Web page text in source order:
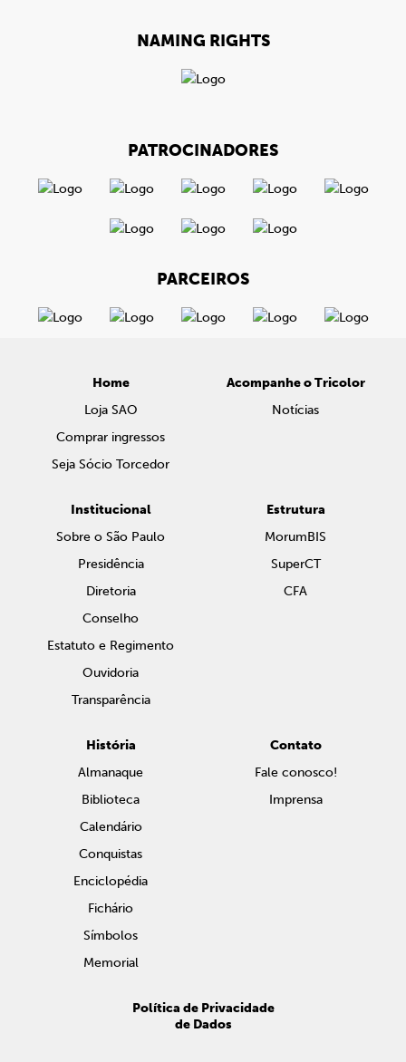
NAMING RIGHTS
PATROCINADORES
PARCEIROS
Home
Loja SAO
Comprar ingressos
Seja Sócio Torcedor
Acompanhe o Tricolor
Notícias
Institucional
Sobre o São Paulo
Presidência
Diretoria
Conselho
Estatuto e Regimento
Ouvidoria
Transparência
Estrutura
MorumBIS
SuperCT
CFA
História
Almanaque
Biblioteca
Calendário
Conquistas
Enciclopédia
Fichário
Símbolos
Memorial
Contato
Fale conosco!
Imprensa
Política de Privacidade
de Dados